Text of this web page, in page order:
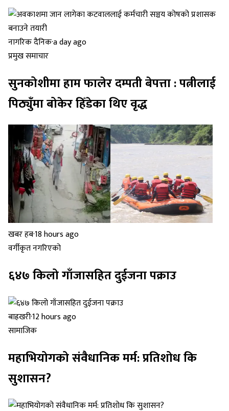
नागरिक दैनिक·a day ago
प्रमुख समाचार
सुनकोशीमा हाम फालेर दम्पती बेपत्ता : पत्नीलाई
पिठ्युँमा बोकेर हिँडेका थिए वृद्ध
खबर हब·18 hours ago
वर्गीकृत नगरिएको
६४७ किलो गाँजासहित दुईजना पक्राउ
बाह्रखरी·12 hours ago
सामाजिक
महाभियोगको संवैधानिक मर्म: प्रतिशोध कि
सुशासन?